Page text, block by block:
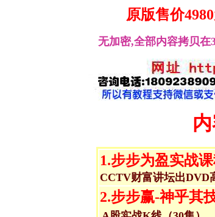
原版售价
无加密,全部内容拷贝在
1.步步为盈实战
CCTV财富讲坛出DVD
2.步步赢-神乎其